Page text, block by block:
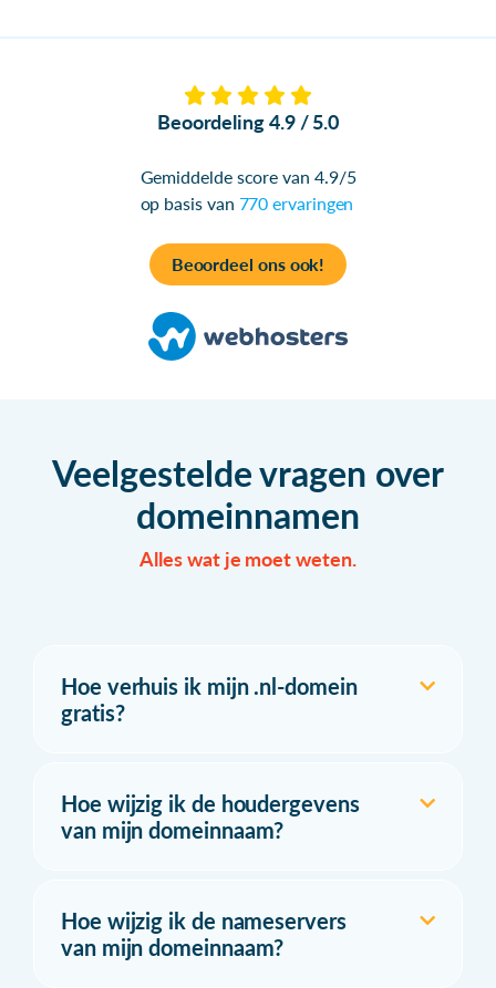
Beoordeling 4.9 / 5.0
Gemiddelde score van 4.9/5
op basis van 770 ervaringen
Beoordeel ons ook!
Veelgestelde vragen over
domeinnamen
Alles wat je moet weten.
Hoe verhuis ik mijn .nl-domein
gratis?
Hoe wijzig ik de houdergevens
van mijn domeinnaam?
Hoe wijzig ik de nameservers
van mijn domeinnaam?